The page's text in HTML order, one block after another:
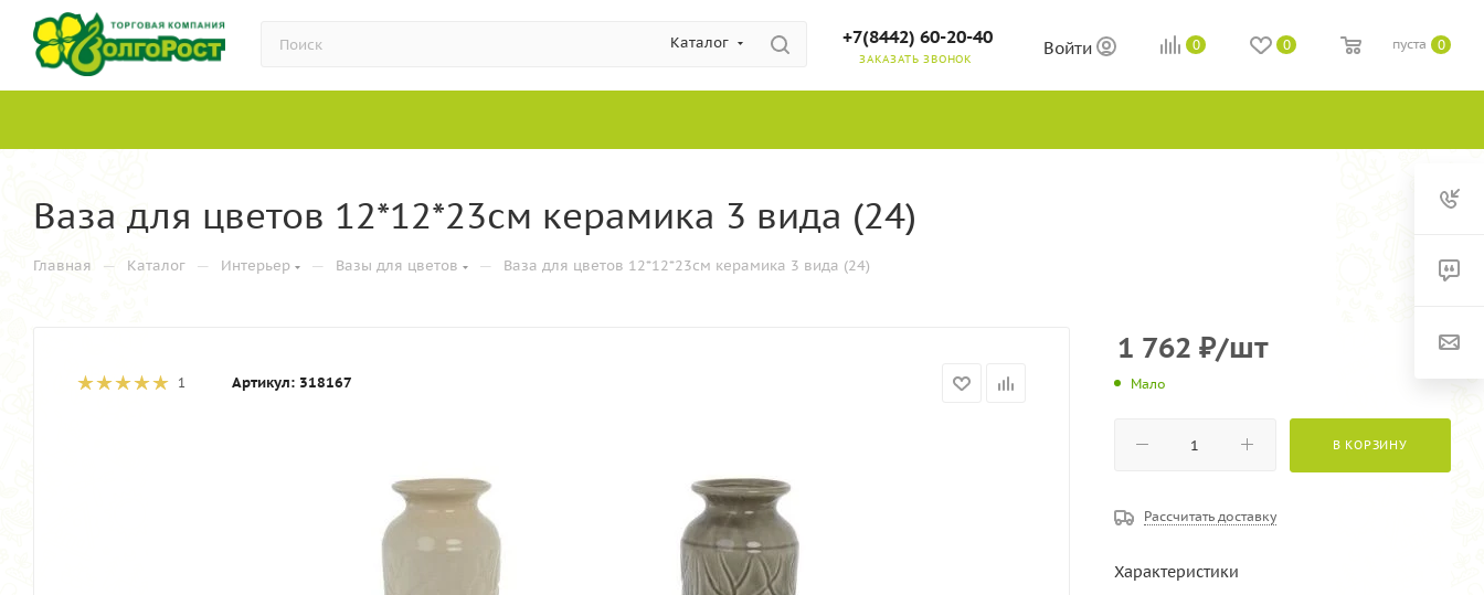
Каталог +7(8442) 60-20-40
ЗАКАЗАТЬ ЗВОНОК
Войти 0 0 0
пуста
Ваза для цветов 12*12*23см керамика 3 вида (24)
Главная — Каталог — Интерьер — Вазы для цветов — Ваза для цветов 12*12*23см керамика 3 вида (24)
1 Артикул: 318167
1 762 ₽/шт
Мало
В КОРЗИНУ
Рассчитать доставку
Характеристики